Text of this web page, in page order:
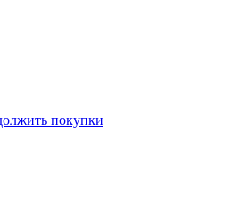
покупки